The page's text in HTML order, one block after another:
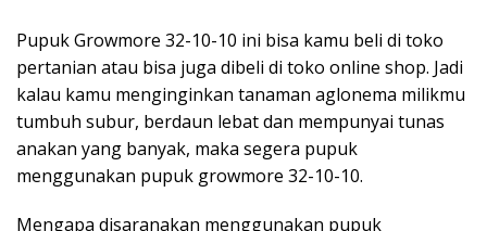
Pupuk Growmore 32-10-10 ini bisa kamu beli di toko
pertanian atau bisa juga dibeli di toko online shop. Jadi
kalau kamu menginginkan tanaman aglonema milikmu
tumbuh subur, berdaun lebat dan mempunyai tunas
anakan yang banyak, maka segera pupuk
menggunakan pupuk growmore 32-10-10.
Mengapa disaranakan menggunakan pupuk